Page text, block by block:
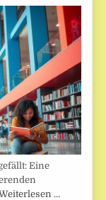
Eine
…